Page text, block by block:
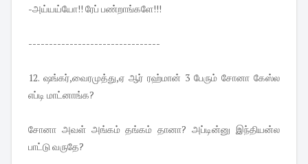
-அய்யய்யோ!! ரேப் பண்றாங்களே!!!
--------------------------------
12. ஷங்கர்,வைரமுத்து,ஏ ஆர் ரஹ்மான் 3 பேரும் சோனா கேஸ்ல
எப்டி மாட்னாங்க?
சோனா அவள் அங்கம் தங்கம் தானா? அப்டின்னு இந்தியன்ல
பாட்டு வருதே?